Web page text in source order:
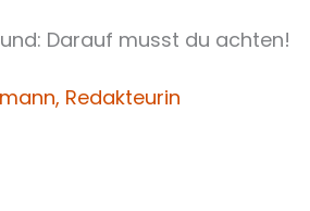
Darauf musst du achten!
Redakteurin